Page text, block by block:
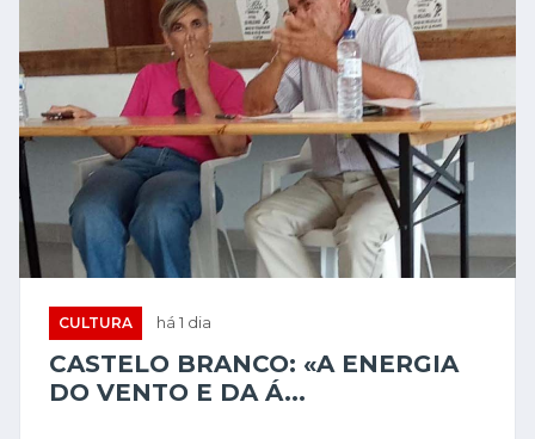
CULTURA há 1 dia
CASTELO BRANCO: «A ENERGIA
DO VENTO E DA Á...